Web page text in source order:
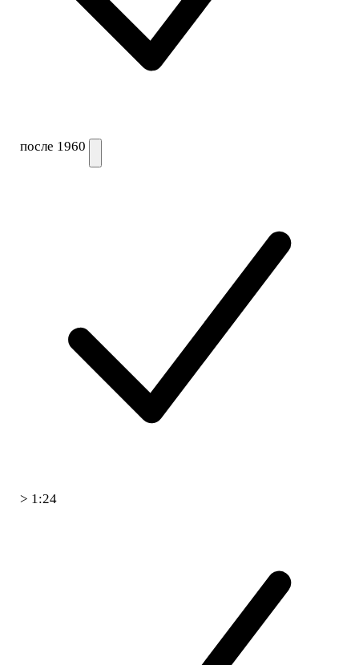
после 1960
> 1:24